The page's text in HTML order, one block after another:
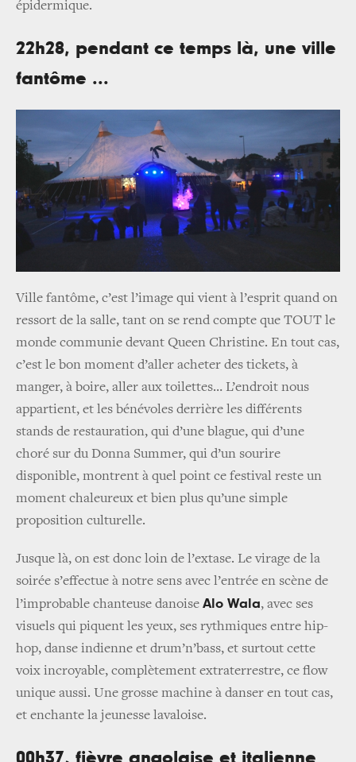
épidermique.
22h28, pendant ce temps là, une ville
fantôme ...
Ville fantôme, c’est l’image qui vient à l’esprit quand on
ressort de la salle, tant on se rend compte que TOUT le
monde communie devant Queen Christine. En tout cas,
c’est le bon moment d’aller acheter des tickets, à
manger, à boire, aller aux toilettes… L’endroit nous
appartient, et les bénévoles derrière les différents
stands de restauration, qui d’une blague, qui d’une
choré sur du Donna Summer, qui d’un sourire
disponible, montrent à quel point ce festival reste un
moment chaleureux et bien plus qu’une simple
proposition culturelle.
Jusque là, on est donc loin de l’extase. Le virage de la
soirée s’effectue à notre sens avec l’entrée en scène de
l’improbable chanteuse danoise Alo Wala, avec ses
visuels qui piquent les yeux, ses rythmiques entre hip-
hop, danse indienne et drum’n’bass, et surtout cette
voix incroyable, complètement extraterrestre, ce flow
unique aussi. Une grosse machine à danser en tout cas,
et enchante la jeunesse lavaloise.